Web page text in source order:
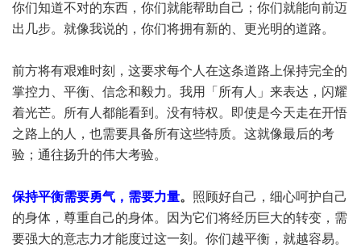
你们知道不对的东西，你们就能帮助自己；你们就能向前迈
出几步。就像我说的，你们将拥有新的、更光明的道路。
前方将有艰难时刻，这要求每个人在这条道路上保持完全的
掌控力、平衡、信念和毅力。我用「所有人」来表达，闪耀
着光芒。所有人都能看到。没有特权。即使是今天走在开悟
之路上的人，也需要具备所有这些特质。这就像最后的考
验；通往扬升的伟大考验。
保持平衡需要勇气，需要力量。 照顾好自己，细心呵护自己
的身体，尊重自己的身体。因为它们将经历巨大的转变，需
要强大的意志力才能度过这一刻。你们越平衡，就越容易。